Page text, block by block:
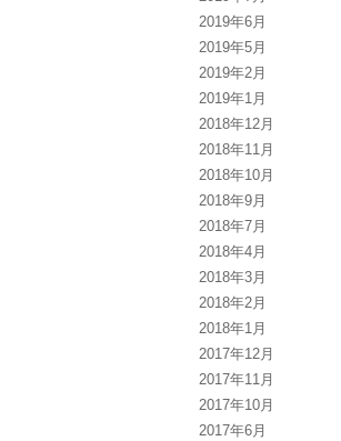
2019年6月
2019年5月
2019年2月
2019年1月
2018年12月
2018年11月
2018年10月
2018年9月
2018年7月
2018年4月
2018年3月
2018年2月
2018年1月
2017年12月
2017年11月
2017年10月
2017年6月